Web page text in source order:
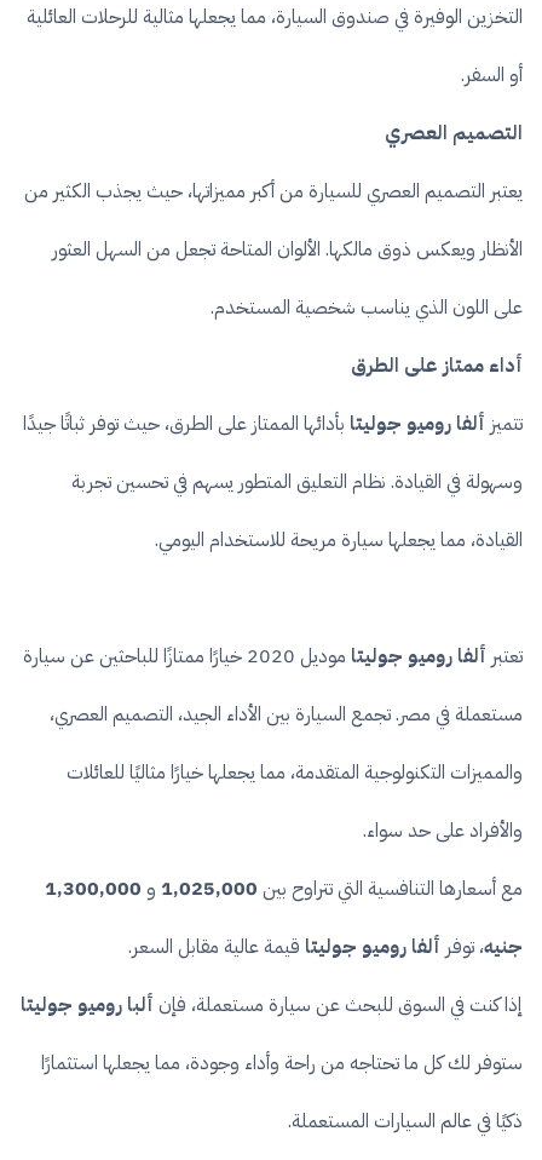
التخزين الوفيرة في صندوق السيارة، مما يجعلها مثالية للرحلات العائلية
أو السفر.
التصميم العصري
يعتبر التصميم العصري للسيارة من أكبر مميزاتها، حيث يجذب الكثير من
الأنظار ويعكس ذوق مالكها. الألوان المتاحة تجعل من السهل العثور
على اللون الذي يناسب شخصية المستخدم.
أداء ممتاز على الطرق
تتميز ألفا روميو جوليتا بأدائها الممتاز على الطرق، حيث توفر ثباتًا جيدًا
وسهولة في القيادة. نظام التعليق المتطور يسهم في تحسين تجربة
القيادة، مما يجعلها سيارة مريحة للاستخدام اليومي.
تعتبر ألفا روميو جوليتا
موديل 2020 خيارًا ممتازًا للباحثين عن سيارة
مستعملة في مصر. تجمع السيارة بين الأداء الجيد، التصميم العصري،
والمميزات التكنولوجية المتقدمة، مما يجعلها خيارًا مثاليًا للعائلات
والأفراد على حد سواء.
مع أسعارها التنافسية التي تتراوح بين 1,025,000 و 1,300,000
جنيه، توفر ألفا روميو جوليتا قيمة عالية مقابل السعر.
إذا كنت في السوق للبحث عن سيارة مستعملة، فإن ألبا روميو جوليتا
ستوفر لك كل ما تحتاجه من راحة وأداء وجودة، مما يجعلها استثمارًا
ذكيًا في عالم السيارات المستعملة.